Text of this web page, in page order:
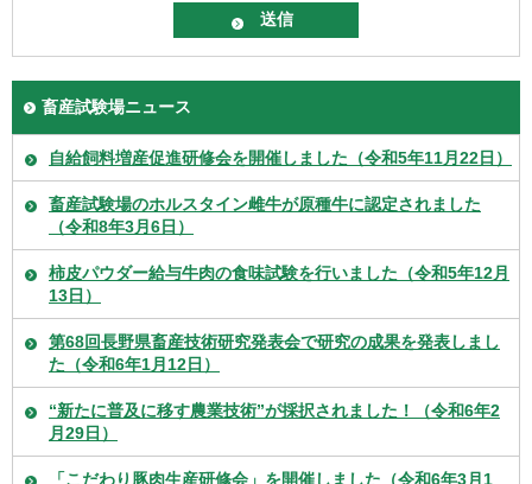
畜産試験場ニュース
自給飼料増産促進研修会を開催しました（令和5年11月22日）
畜産試験場のホルスタイン雌牛が原種牛に認定されました
（令和8年3月6日）
柿皮パウダー給与牛肉の食味試験を行いました（令和5年12月
13日）
第68回長野県畜産技術研究発表会で研究の成果を発表しまし
た（令和6年1月12日）
“新たに普及に移す農業技術”が採択されました！（令和6年2
月29日）
「こだわり豚肉生産研修会」を開催しました（令和6年3月1